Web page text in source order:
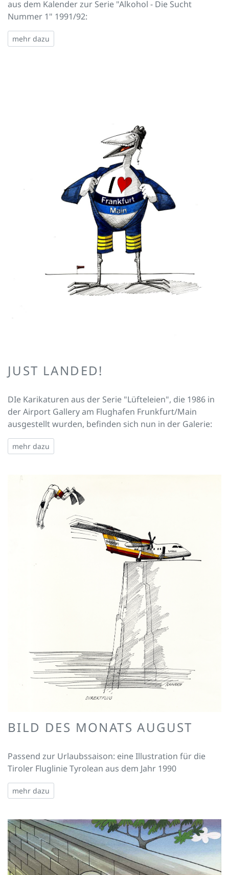
aus dem Kalender zur Serie "Alkohol - Die Sucht
Nummer 1" 1991/92:
mehr dazu
JUST LANDED!
DIe Karikaturen aus der Serie "Lüfteleien", die 1986 in
der Airport Gallery am Flughafen Frunkfurt/Main
ausgestellt wurden, befinden sich nun in der Galerie:
mehr dazu
BILD DES MONATS AUGUST
Passend zur Urlaubssaison: eine Illustration für die
Tiroler Fluglinie Tyrolean aus dem Jahr 1990
mehr dazu